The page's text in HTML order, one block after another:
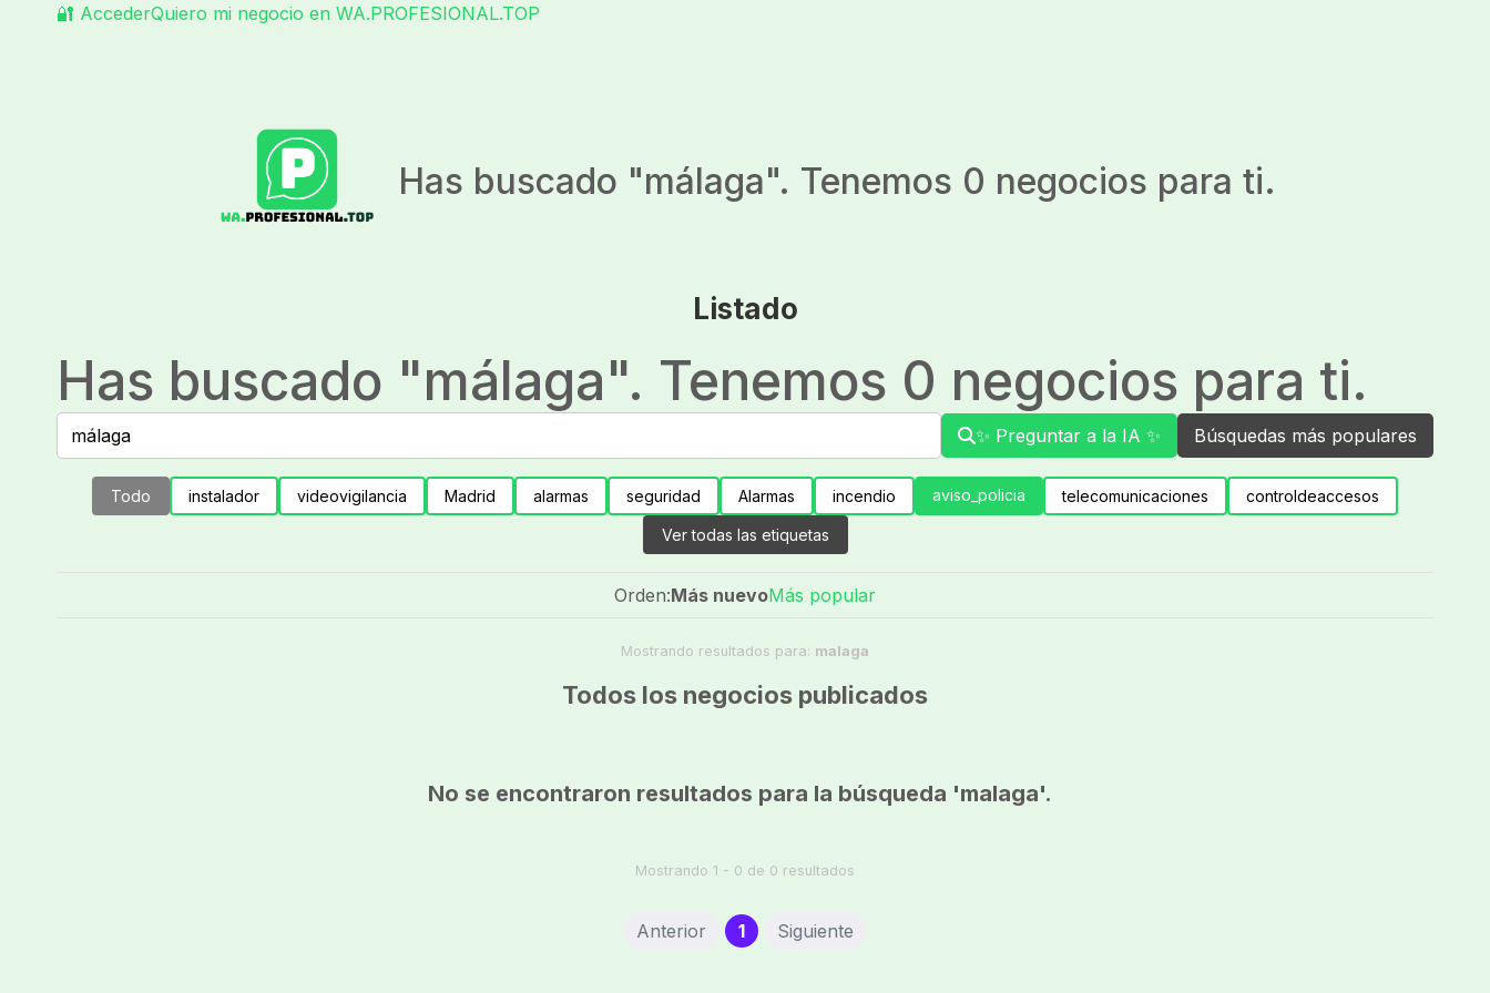
🔐 AccederQuiero mi negocio en WA.PROFESIONAL.TOP
Has buscado "málaga". Tenemos 0 negocios para ti.
Listado
Has buscado "málaga". Tenemos 0 negocios para ti.
✨ Preguntar a la IA ✨ Búsquedas más populares
Todo instalador videovigilancia Madrid alarmas seguridad Alarmas incendio aviso_policia telecomunicaciones controldeaccesos
Ver todas las etiquetas
Orden:Más nuevoMás popular
Mostrando resultados para: malaga
Todos los negocios publicados
No se encontraron resultados para la búsqueda 'malaga'.
Mostrando 1 - 0 de 0 resultados
Anterior 1(current)
Siguiente